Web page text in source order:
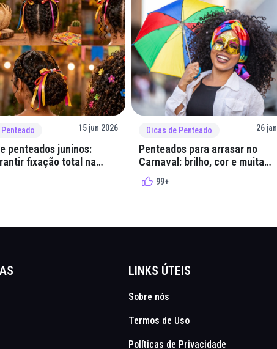
15 jun 2026
penteados juninos:
fixação total na
Dicas de Penteado 26
Penteados para arrasar no
Carnaval: brilho, cor e muita
criatividade
99+
LINKS ÚTEIS
Sobre nós
Termos de Uso
Políticas de Privacidade